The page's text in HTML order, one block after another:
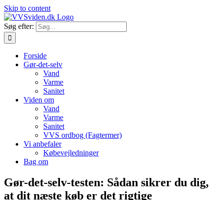
Skip to content
Søg efter:
Forside
Gør-det-selv
Vand
Varme
Sanitet
Viden om
Vand
Varme
Sanitet
VVS ordbog (Fagtermer)
Vi anbefaler
Købevejledninger
Bag om
Gør-det-selv-testen: Sådan sikrer du dig,
at dit næste køb er det rigtige